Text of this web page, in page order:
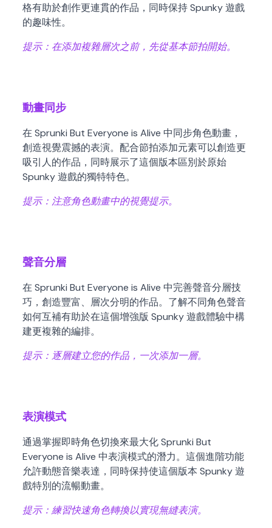
格有助於創作更連貫的作品，同時保持 Spunky 遊戲
的趣味性。
提示： 在添加複雜層次之前，先從基本節拍開始。
動畫同步
在 Sprunki But Everyone is Alive 中同步角色動畫，
創造視覺震撼的表演。配合節拍添加元素可以創造更
吸引人的作品，同時展示了這個版本區別於原始
Spunky 遊戲的獨特特色。
提示： 注意角色動畫中的視覺提示。
聲音分層
在 Sprunki But Everyone is Alive 中完善聲音分層技
巧，創造豐富、層次分明的作品。了解不同角色聲音
如何互補有助於在這個增強版 Spunky 遊戲體驗中構
建更複雜的編排。
提示： 逐層建立您的作品，一次添加一層。
表演模式
通過掌握即時角色切換來最大化 Sprunki But
Everyone is Alive 中表演模式的潛力。這個進階功能
允許動態音樂表達，同時保持使這個版本 Spunky 遊
戲特別的流暢動畫。
提示： 練習快速角色轉換以實現無縫表演。